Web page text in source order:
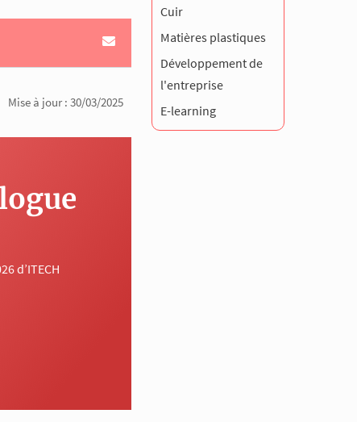
Mise à jour : 30/03/2025
d’ITECH
Cuir
Matières plastiques
Développement de
l'entreprise
E-learning